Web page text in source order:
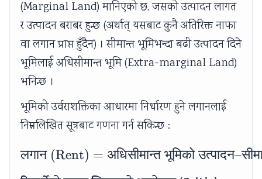
(Marginal Land) मानिएको छ, जसको उत्पादन लागत
र उत्पादन बराबर हुन्छ (अर्थात् यसबाट कुनै अतिरिक्त नाफा
वा लगान प्राप्त हुँदैन) । सीमान्त भूमिभन्दा बढी उत्पादन दिने
भूमिलाई अधिसीमान्त भूमि (Extra-marginal Land)
भनिन्छ ।
भूमिको उर्वराशक्तिका आधारमा निर्धारण हुने लगानलाई
निम्नलिखित सूत्रबाट गणना गर्न सकिन्छ :
\text{लगान (Rent)} =
लगान(Rent) = अधिसीमान्त भूमिको उत्पादन–